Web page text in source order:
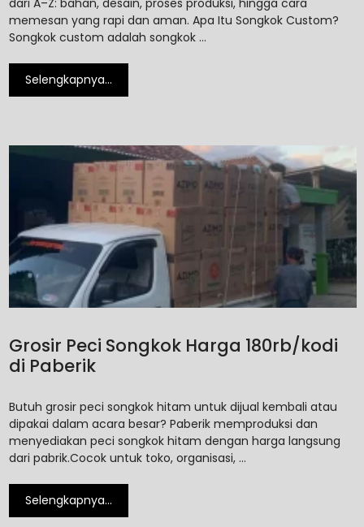
dari A–Z: bahan, desain, proses produksi, hingga cara
memesan yang rapi dan aman. Apa Itu Songkok Custom?
Songkok custom adalah songkok …
Selengkapnya…
Grosir Peci Songkok Harga 180rb/kodi
di Paberik
Butuh grosir peci songkok hitam untuk dijual kembali atau
dipakai dalam acara besar? Paberik memproduksi dan
menyediakan peci songkok hitam dengan harga langsung
dari pabrik.Cocok untuk toko, organisasi, …
Selengkapnya…